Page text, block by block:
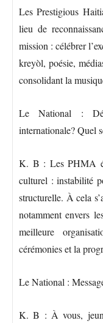
Les Prestigious
lieu de
mission : célébrer
kreyòl, poésie,
consolidant la
Le National :
internationale? Quel
K. B : Les PHMA
culturel : instabilité
structurelle. À cela
notamment envers
meilleure
cérémonies et la
Le National :
K. B : À vous,